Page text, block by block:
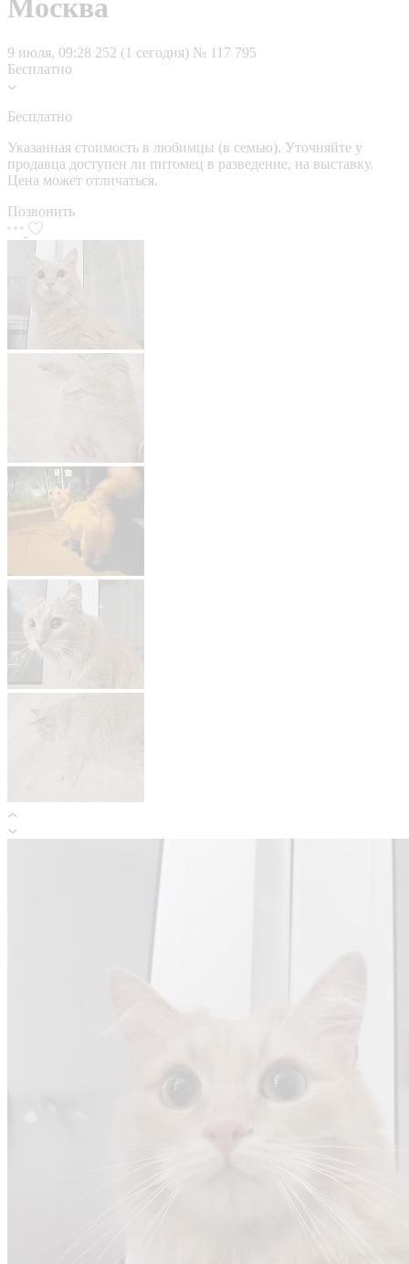
Москва
9 июля, 09:28 252 (1 сегодня) № 117 795
Бесплатно
Бесплатно
Указанная стоимость в любимцы (в семью). Уточняйте у
продавца доступен ли питомец в разведение, на выставку.
Цена может отличаться.
Позвонить